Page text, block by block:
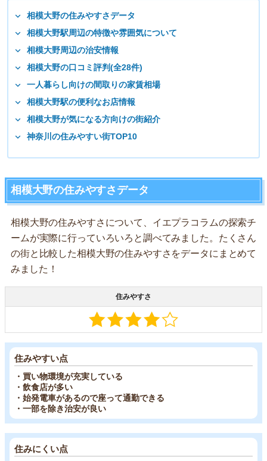
相模大野の住みやすさデータ
相模大野駅周辺の特徴や雰囲気について
相模大野周辺の治安情報
相模大野の口コミ評判(全28件)
一人暮らし向けの間取りの家賃相場
相模大野駅の便利なお店情報
相模大野が気になる方向けの街紹介
神奈川の住みやすい街TOP10
相模大野の住みやすさデータ
相模大野の住みやすさについて、イエプラコラムの探索チ
ームが実際に行っていろいろと調べてみました。たくさん
の街と比較した相模大野の住みやすさをデータにまとめて
みました！
住みやすさ
住みやすい点
・買い物環境が充実している
・飲食店が多い
・始発電車があるので座って通勤できる
・一部を除き治安が良い
住みにくい点